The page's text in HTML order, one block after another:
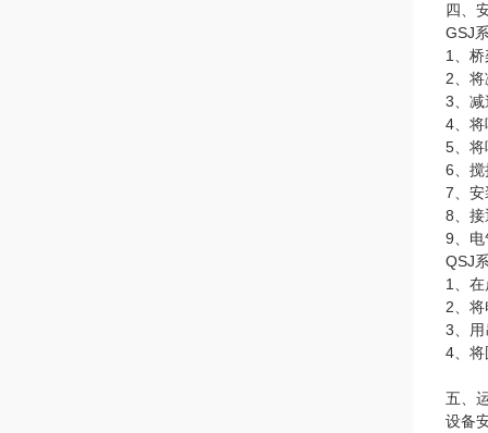
四、
GSJ
1、
2、
3、减
4、将
5、将
6、
7、安
8、接
9、电
QSJ
1、
2、
3、用
4、将
五、
设备